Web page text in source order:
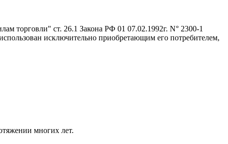
торговли" ст. 26.1 Закона РФ 01 07.02.1992г. N° 2300-1
исключительно приобретающим его потребителем,
многих лет.